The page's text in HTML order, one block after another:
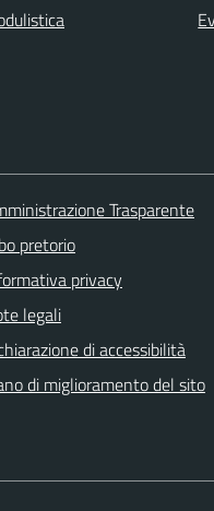
Trasparente
pretorio
privacy
legali
di accessibilità
di miglioramento del sito